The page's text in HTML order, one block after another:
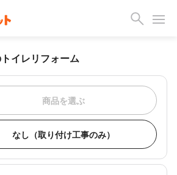
イレリフォーム
商品を選ぶ
なし（取り付け工事のみ）